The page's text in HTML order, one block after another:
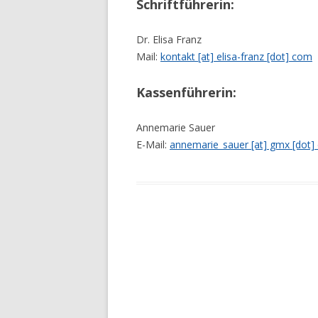
Schriftführerin:
Dr. Elisa Franz
Mail: kontakt [at] elisa-franz [dot] com
Kassenführerin:
Annemarie Sauer
E-Mail: annemarie_sauer [at] gmx [dot]